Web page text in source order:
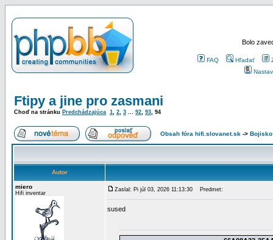
Bolo
FAQ Hľadať
Ftipy a jine pro zasmani
Choď na stránku Predchádzajúca 1, 2, 3 ... 92, 93, 94
Obsah fóra hifi.slovanet.sk ->
Autor
miero
Hifi inventar
Zaslal: Pi júl 03, 2026 11:13:30 Predmet:
sused